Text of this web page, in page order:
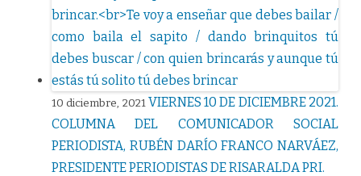
10 diciembre, 2021 VIERNES 10 DE DICIEMBRE 2021.
COLUMNA DEL COMUNICADOR SOCIAL
PERIODISTA, RUBÉN DARÍO FRANCO NARVÁEZ,
PRESIDENTE PERIODISTAS DE RISARALDA PRI.